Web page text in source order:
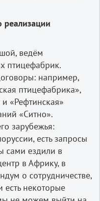
реализации
ведём
птицефабрик.
например,
птицефабрика»,
«Рефтинская»
«Ситно».
зарубежья:
есть запросы
сами ездили в
в Африку, в
о сотрудничестве,
есть некоторые